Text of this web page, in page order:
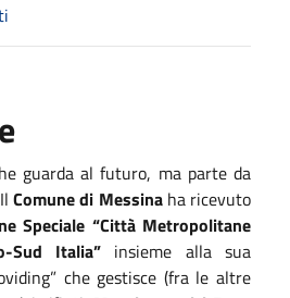
guarda al futuro, ma parte da
Comunedi Messinaha ricevuto
Speciale “Città Metropolitane
Sud Italia” insieme alla sua
che gestisce (fra le altre